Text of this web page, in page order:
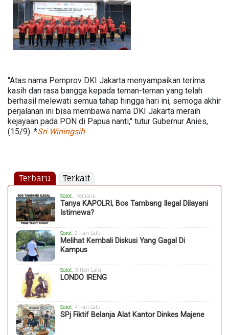
"Atas nama Pemprov DKI Jakarta menyampaikan terima
kasih dan rasa bangga kepada teman-teman yang telah
berhasil melewati semua tahap hingga hari ini, semoga akhir
perjalanan ini bisa membawa nama DKI Jakarta meraih
kejayaan pada PON di Papua nanti," tutur Gubernur Anies,
(15/9). *Sri Winingsih
Terbaru Terkait
Sorot , Kemarin
Tanya KAPOLRI, Bos Tambang Ilegal Dilayani
Istimewa?
Sorot , 2 Hari Lalu
Melihat Kembali Diskusi Yang Gagal Di
Kampus
Sorot, 3 Hari Lalu
LONDO IRENG
Sorot , 4 Hari Lalu
SPj Fiktif Belanja Alat Kantor Dinkes Majene